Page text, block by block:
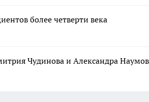
более четверти века
Чудинова и Александра